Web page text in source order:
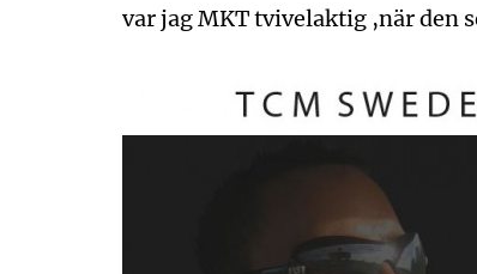
var jag MKT tvivelaktig ,när den